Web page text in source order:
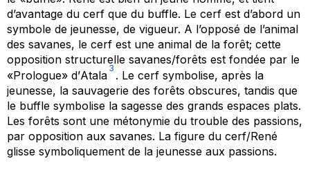
d’avantage du cerf que du buffle. Le cerf est d’abord un
symbole de jeunesse, de vigueur. A l’opposé de l’animal
des savanes, le cerf est une animal de la forêt; cette
opposition structurelle savanes/forêts est fondée par le
«Prologue» d’Atala
3
. Le cerf symbolise, après la
jeunesse, la sauvagerie des forêts obscures, tandis que
le buffle symbolise la sagesse des grands espaces plats.
Les forêts sont une métonymie du trouble des passions,
par opposition aux savanes. La figure du cerf/René
glisse symboliquement de la jeunesse aux passions.